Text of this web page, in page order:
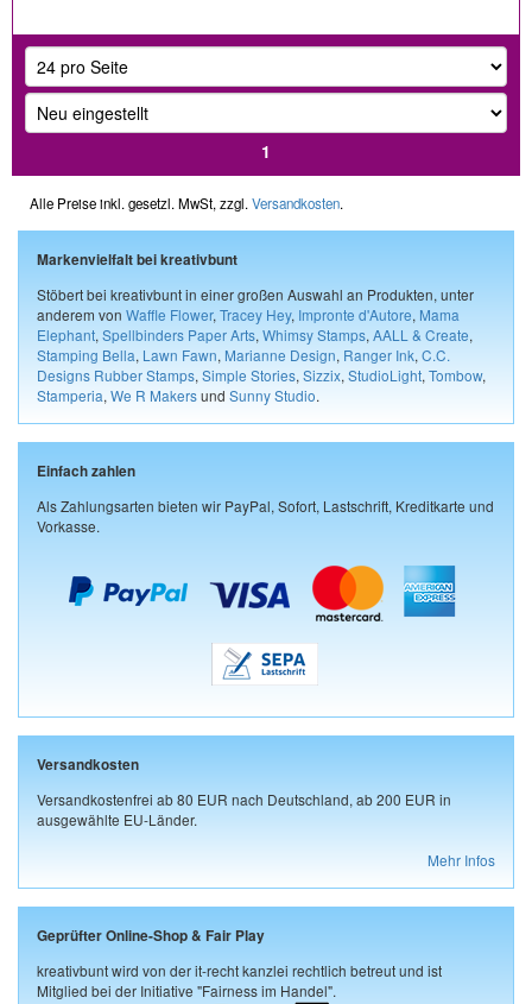
1
Alle Preise inkl. gesetzl. MwSt, zzgl. Versandkosten.
Markenvielfalt bei kreativbunt
Stöbert bei kreativbunt in einer großen Auswahl an Produkten, unter
anderem von Waffle Flower, Tracey Hey, Impronte d'Autore, Mama
Elephant, Spellbinders Paper Arts, Whimsy Stamps, AALL & Create,
Stamping Bella, Lawn Fawn, Marianne Design, Ranger Ink, C.C.
Designs Rubber Stamps, Simple Stories, Sizzix, StudioLight, Tombow,
Stamperia, We R Makersund Sunny Studio.
Einfach zahlen
Als Zahlungsarten bieten wir PayPal, Sofort, Lastschrift, Kreditkarte und
Vorkasse.
Versandkosten
Versandkostenfrei ab 80 EUR nach Deutschland, ab 200 EUR in
ausgewählte EU-Länder.
Mehr Infos
Geprüfter Online-Shop & Fair Play
kreativbunt wird von der it-recht kanzlei rechtlich betreut und ist
Mitglied bei der Initiative "Fairness im Handel".